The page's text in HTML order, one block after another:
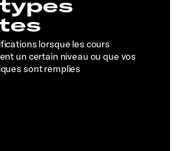
lorsque les cours
un certain niveau ou que vos
sont remplies